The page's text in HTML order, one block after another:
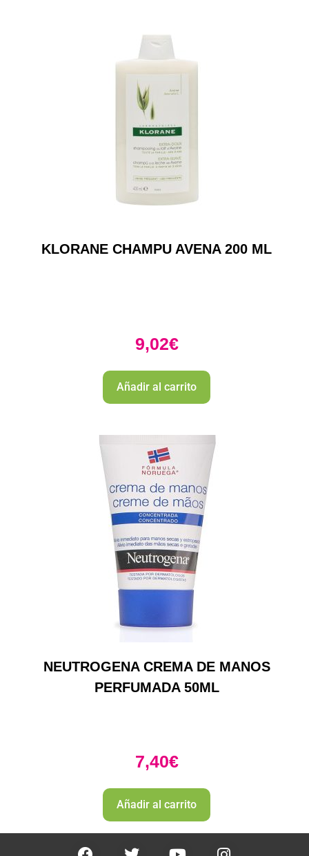
KLORANE CHAMPU AVENA 200 ML
9,02€
Añadir al carrito
NEUTROGENA CREMA DE MANOS
PERFUMADA 50ML
7,40€
Añadir al carrito